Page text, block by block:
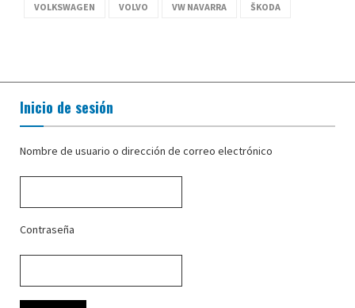
VOLKSWAGEN VOLVO VW NAVARRA ŠKODA
Inicio de sesión
Nombre de usuario o dirección de correo electrónico
Contraseña